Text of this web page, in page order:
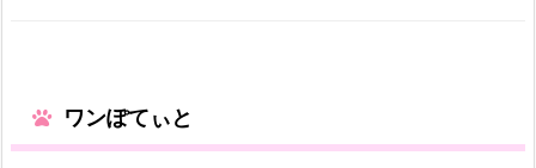
ワンぽてぃと